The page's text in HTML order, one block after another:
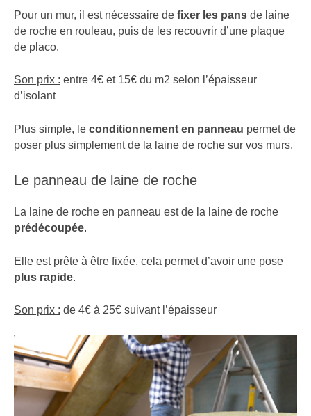
Pour un mur, il est nécessaire de fixer les pans de laine
de roche en rouleau, puis de les recouvrir d’une plaque
de placo.
Son prix : entre 4€ et 15€ du m2 selon l’épaisseur
d’isolant
Plus simple, le conditionnement en panneau permet de
poser plus simplement de la laine de roche sur vos murs.
Le panneau de laine de roche
La laine de roche en panneau est de la laine de roche
prédécoupée.
Elle est prête à être fixée, cela permet d’avoir une pose
plus rapide.
Son prix : de 4€ à 25€ suivant l’épaisseur